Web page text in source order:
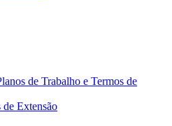
de Trabalho e Termos de
de Extensão